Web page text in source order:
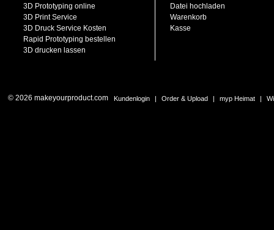
3D Prototyping online
3D Print Service
3D Druck Service Kosten
Rapid Prototyping bestellen
3D drucken lassen
Datei hochladen
Warenkorb
Kasse
© 2026 makeyourproduct.com Kundenlogin | Order & Upload | myp Heimat |